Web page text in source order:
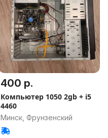
400 р.
Компьютер 1050 2gb + i5
4460
Минск, Фрунзенский